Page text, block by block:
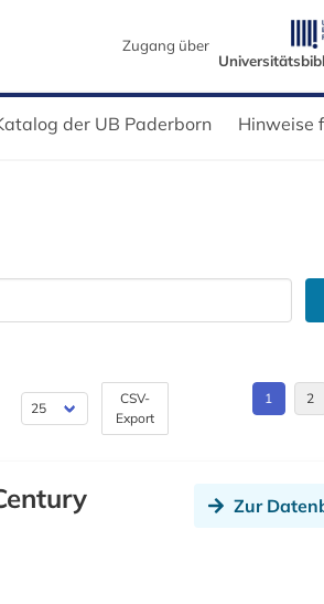
Zugang über
der UB Paderborn Hinweise
CSV-
Export
1 2
Zur